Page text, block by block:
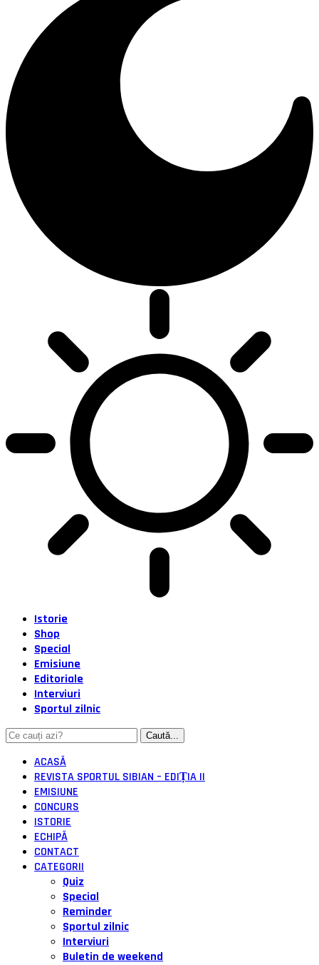
Istorie
Shop
Special
Emisiune
Editoriale
Interviuri
Sportul zilnic
ACASĂ
REVISTA SPORTUL SIBIAN – EDIȚIA II
EMISIUNE
CONCURS
ISTORIE
ECHIPĂ
CONTACT
CATEGORII
Quiz
Special
Reminder
Sportul zilnic
Interviuri
Buletin de weekend